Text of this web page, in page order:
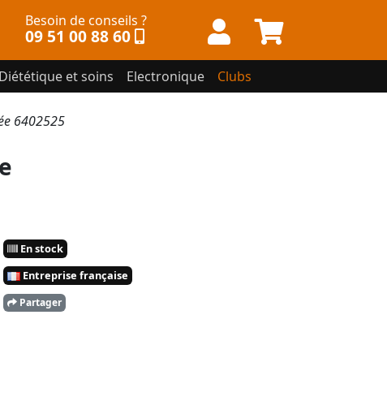
Besoin de conseils ?
09 51 00 88 60
Diététique et soins Electronique Clubs
6402525
En stock
Entreprise française
Partager